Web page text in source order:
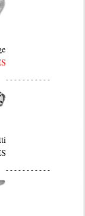
- - - - - - - - - - -
- - - - - - - - - - -